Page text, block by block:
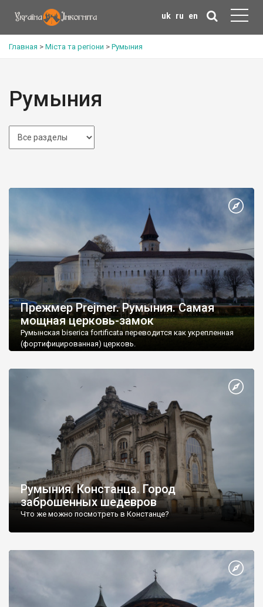
uk ru en
Главная > Міста та регіони > Румыния
Румыния
Прежмер Prejmer. Румыния. Самая
мощная церковь-замок
Румынская biserica fortificata переводится как укрепленная
(фортифицированная) церковь.
Румыния. Констанца. Город
заброшенных шедевров
Что же можно посмотреть в Констанце?